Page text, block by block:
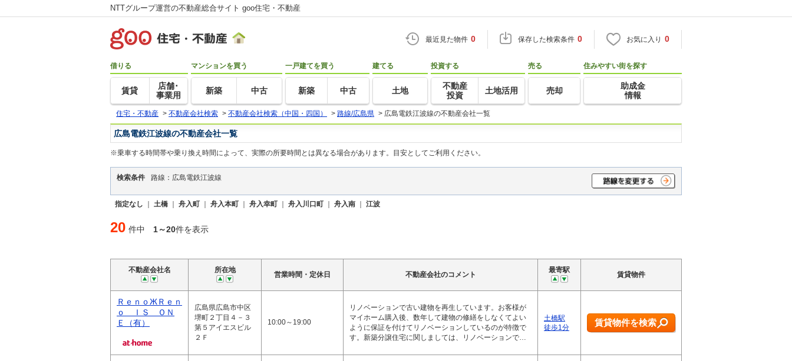
NTTグループ運営の不動産総合サイト goo住宅・不動産
最近見た物件 0 保存した検索条件 0 お気に入り 0
借りる
賃貸
店舗･
事業用
マンションを買う
新築 中古
一戸建てを買う
新築 中古
建てる
土地
投資する
不動産
投資
土地活用
売る
売却
住みやすい街を探す
助成金
情報
住宅・不動産 > 不動産会社検索 > 不動産会社検索（中国・四国） > 路線/広島県 > 広島電鉄江波線の不動産会社一覧
広島電鉄江波線の不動産会社一覧
※乗車する時間帯や乗り換え時間によって、実際の所要時間とは異なる場合があります。目安としてご利用ください。
検索条件 路線：広島電鉄江波線
指定なし ｜ 土橋 ｜ 舟入町 ｜ 舟入本町 ｜ 舟入幸町 ｜ 舟入川口町 ｜ 舟入南 ｜ 江波
20 件中 1～20件を表示
不動産会社名 所在地
営業時間・定休日 不動産会社のコメント
最寄駅
賃貸物件
ＲｅｎｏЖＲｅｎ
ｏ ＩＳ ＯＮ
Ｅ（有）
広島県広島市中区
堺町２丁目４－３
第５アイエスビル
２Ｆ
10:00～19:00
リノベーションで古い建物を再生しています。お客様が
マイホーム購入後、数年して建物の修繕をしなくてよい
ように保証を付けてリノベーションしているのが特徴で
す。新築分譲住宅に関しましては、リノベーションで…
土橋駅
徒歩1分
賃貸物件を検索